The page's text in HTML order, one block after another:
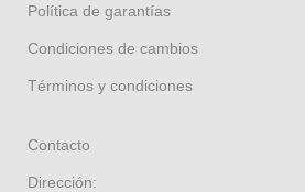
Política de garantías
Condiciones de cambios
Términos y condiciones
Contacto
Dirección: